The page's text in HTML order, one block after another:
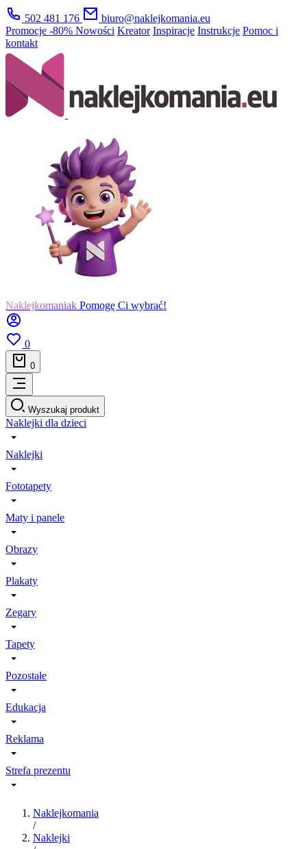
502 481 176
biuro@naklejkomania.eu
Promocje -80% Nowości Kreator Inspiracje Instrukcje Pomoc i
kontakt
Naklejkomaniak Pomogę Ci wybrać!
0
0
Wyszukaj produkt
Naklejki dla dzieci
Naklejki
Fototapety
Maty i panele
Obrazy
Plakaty
Zegary
Tapety
Pozostałe
Edukacja
Reklama
Strefa prezentu
Naklejkomania
/
Naklejki